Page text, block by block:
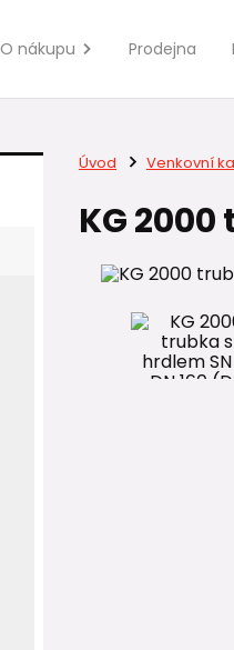
O nákupu Prodejna
Úvod Venkovní
KG 2000